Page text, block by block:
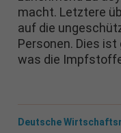
macht. Letztere
auf die
Personen. Dies
was die
Deutsche